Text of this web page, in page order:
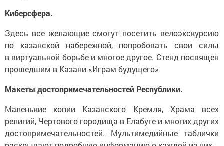
Киберсфера.
Здесь все желающие смогут посетить велоэкскурсию
по казанской набережной, попробовать свои силы
в виртуальной борьбе и многое другое. Стенд посвящен
прошедшим в Казани «Играм будущего»
Макеты достопримечательностей Республики.
Маленькие копии Казанского Кремля, Храма всех
религий, Чертового городища в Елабуге и многих других
достопримечательностей. Мультимедийные таблички